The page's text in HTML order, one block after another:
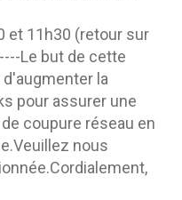
et 11h30 (retour sur
Le but de cette
la
pour assurer une
coupure réseau en
nous